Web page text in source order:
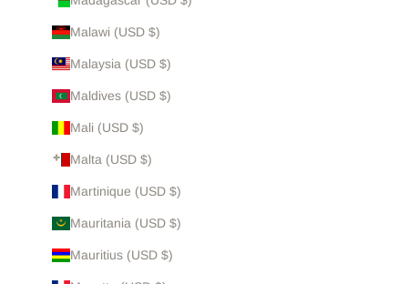
Malawi (USD $)
Malaysia (USD $)
Maldives (USD $)
Mali (USD $)
Malta (USD $)
Martinique (USD $)
Mauritania (USD $)
Mauritius (USD $)